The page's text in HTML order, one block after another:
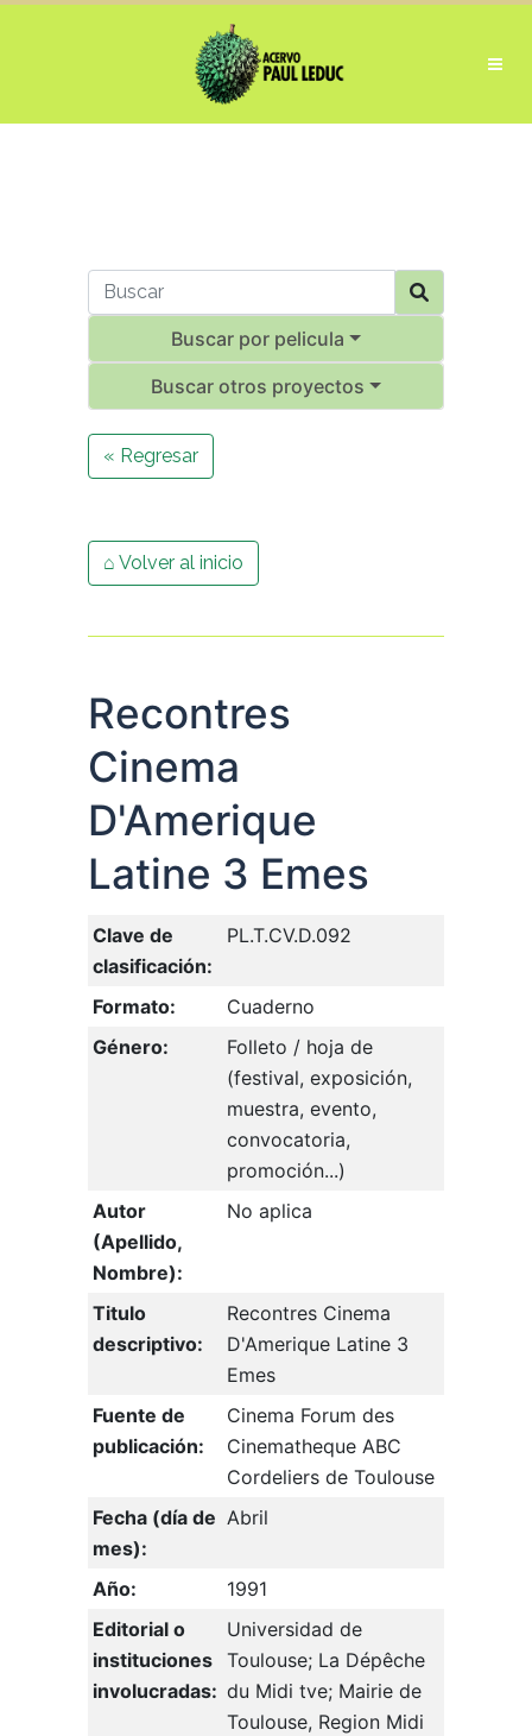
Buscar por pelicula
Buscar otros proyectos
« Regresar
⌂ Volver al inicio
Recontres
Cinema
D'Amerique
Latine 3 Emes
Clave de
clasificación:
PL.T.CV.D.092
Formato:
Cuaderno
Género:
Folleto / hoja de
(festival, exposición,
muestra, evento,
convocatoria,
promoción...)
Autor
(Apellido,
Nombre):
No aplica
Titulo
descriptivo:
Recontres Cinema
D'Amerique Latine 3
Emes
Fuente de
publicación:
Cinema Forum des
Cinematheque ABC
Cordeliers de Toulouse
Fecha (día de
mes):
Abril
Año:
1991
Editorial o
instituciones
involucradas:
Universidad de
Toulouse; La Dépêche
du Midi tve; Mairie de
Toulouse, Region Midi